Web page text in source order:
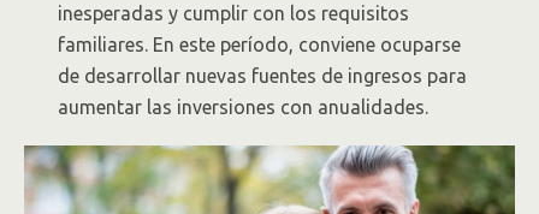
inesperadas y cumplir con los requisitos
familiares. En este período, conviene ocuparse
de desarrollar nuevas fuentes de ingresos para
aumentar las inversiones con anualidades.